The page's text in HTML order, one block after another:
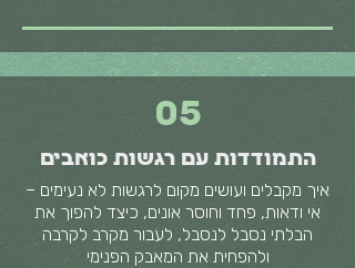
05
התמודדות עם רגשות כואבים
איך מקבלים ועושים מקום לרגשות לא נעימים –
אי ודאות, פחד וחוסר אונים, כיצד להפוך את
הבלתי נסבל לנסבל, לעבור מקרב לקרבה
ולהפחית את המאבק הפנימי